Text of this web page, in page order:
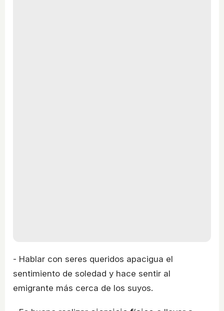
- Hablar con seres queridos apacigua el
sentimiento de soledad y hace sentir al
emigrante más cerca de los suyos.